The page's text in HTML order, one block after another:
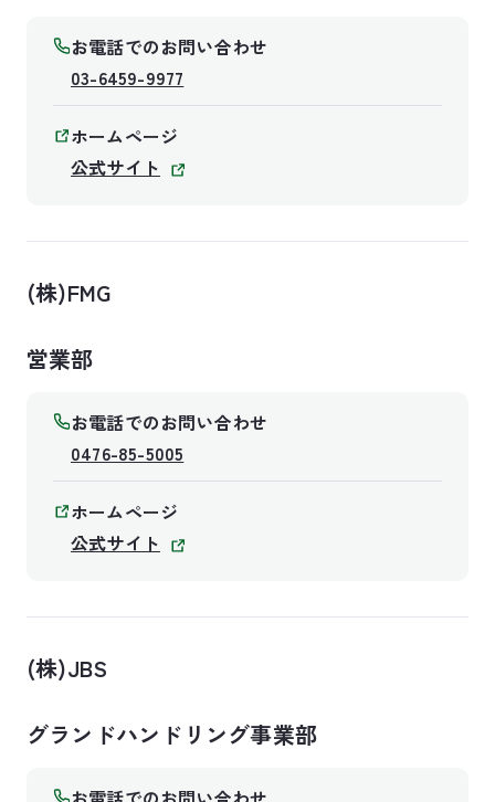
お電話でのお問い合わせ
03-6459-9977
ホームページ
公式サイト
(株)FMG
営業部
お電話でのお問い合わせ
0476-85-5005
ホームページ
公式サイト
(株)JBS
グランドハンドリング事業部